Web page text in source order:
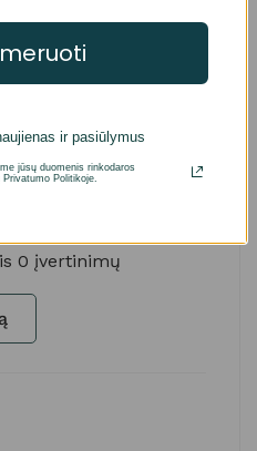
Klausimai
0 įvertinimų
ir pasiūlymus
jūsų duomenis rinkodaros
Politikoje.